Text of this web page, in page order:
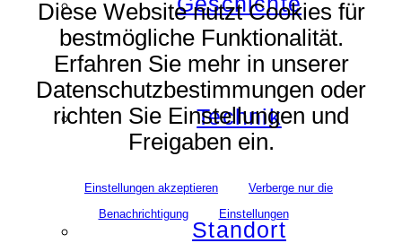
Technik
Standort
Diese Website nutzt Cookies für
bestmögliche Funktionalität.
Erfahren Sie mehr in unserer
Datenschutzbestimmungen oder
richten Sie Einstellungen und
Freigaben ein.
Einstellungen akzeptieren
Verberge nur die
Benachrichtigung
Einstellungen